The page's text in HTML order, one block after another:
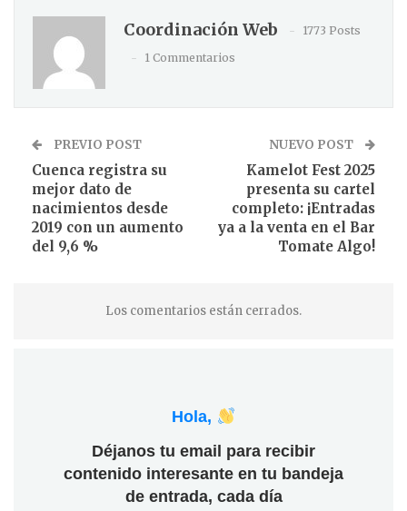
Coordinación Web
1773 Posts
1 Commentarios
PREVIO POST
Cuenca registra su
mejor dato de
nacimientos desde
2019 con un aumento
del 9,6 %
NUEVO POST
Kamelot Fest 2025
presenta su cartel
completo: ¡Entradas
ya a la venta en el Bar
Tomate Algo!
Los comentarios están cerrados.
Hola,
Déjanos tu email para recibir
contenido interesante en tu bandeja
de entrada, cada día